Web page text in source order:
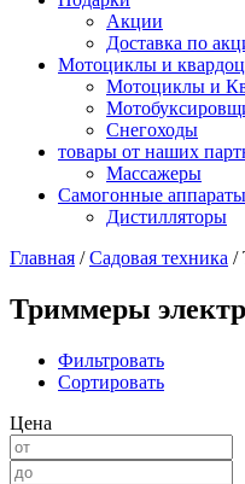
Акции
Доставка по
Мотоциклы и
Мотоциклы и
Снегоходы
товары от наших
Массажеры
Самогонные аппараты
Дистилляторы
Главная /Садовая техника /
Триммеры
Фильтровать
Сортировать
Цена